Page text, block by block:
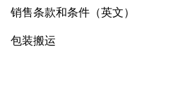
销售条款和条件（英文）
包装搬运